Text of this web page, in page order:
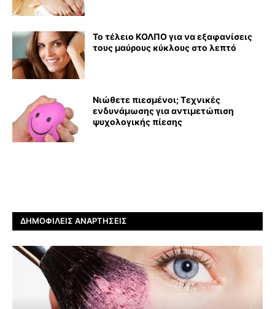
Το τέλειο ΚΟΛΠΟ για να εξαφανίσεις
τους μαύρους κύκλους στο λεπτό
Νιώθετε πιεσμένοι; Τεχνικές
ενδυνάμωσης για αντιμετώπιση
ψυχολογικής πίεσης
ΔΗΜΟΦΙΛΕΊΣ ΑΝΑΡΤΉΣΕΙΣ